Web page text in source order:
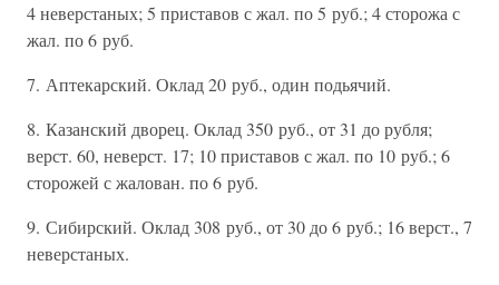
4 неверстаных; 5 приставов с жал. по 5 руб.; 4 сторожа с
жал. по 6 руб.
7. Аптекарский. Оклад 20 руб., один подьячий.
8. Казанский дворец. Оклад 350 руб., от 31 до рубля;
верст. 60, неверст. 17; 10 приставов с жал. по 10 руб.; 6
сторожей с жалован. по 6 руб.
9. Сибирский. Оклад 308 руб., от 30 до 6 руб.; 16 верст., 7
неверстаных.